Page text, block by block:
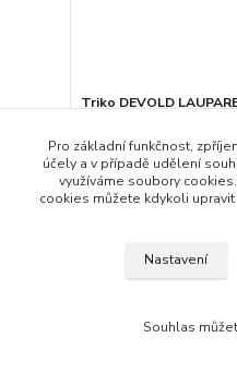
Triko DEVOLD
budete cíti...
2 499 Kč
2 199 Kč/ks
1 817 Kčbez DPH
Pro základní funkčnost,
účely a v případě udělení
využíváme soubory
cookies můžete kdykoli
Nastavení
Souhlas